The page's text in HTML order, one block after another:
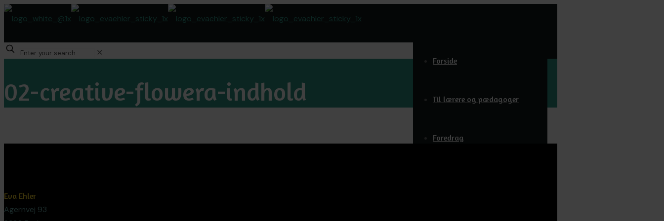
Forside
Til lærere og pædagoger
Foredrag
✕
02-creative-flowera-indhold
Eva Ehler
Agernvej 93